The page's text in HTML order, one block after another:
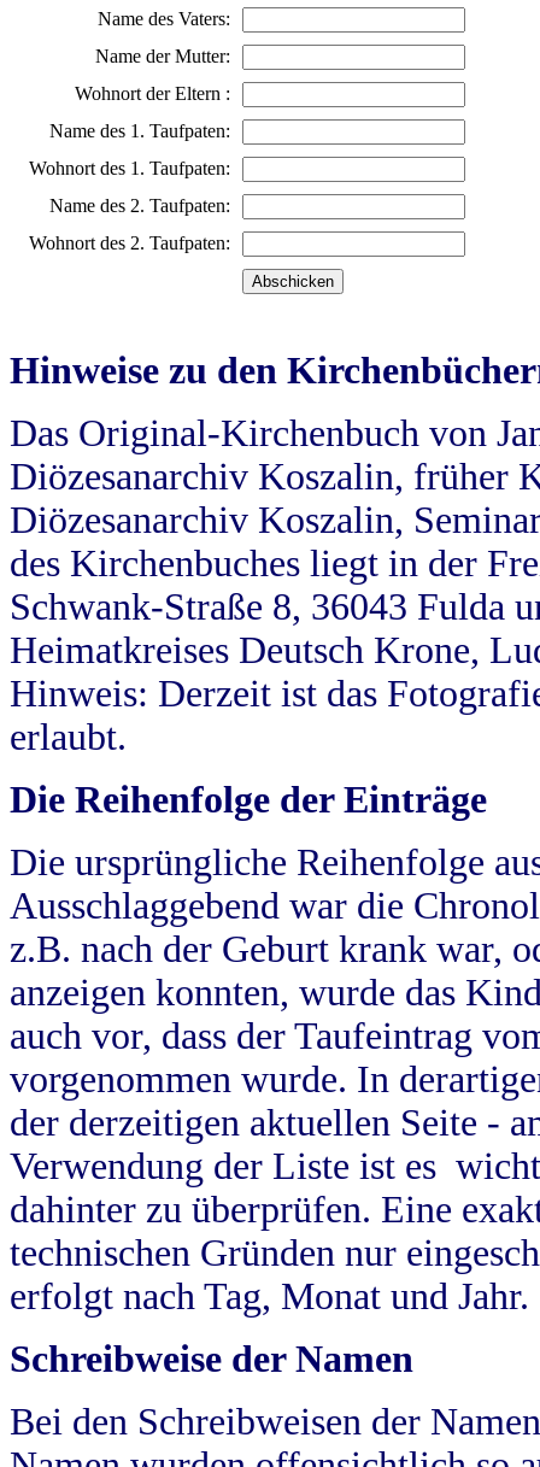
Name des Vaters:
Name der Mutter:
Wohnort der Eltern :
Name des 1. Taufpaten:
Wohnort des 1. Taufpaten:
Name des 2. Taufpaten:
Wohnort des 2. Taufpaten:
Hinweise zu den
Das Original-Kirchenbuch von
Diözesanarchiv Koszalin, früher
Diözesanarchiv Koszalin,
des Kirchenbuches liegt in der
Schwank-Straße 8, 36043 Fulda
Heimatkreises Deutsch Krone,
Hinweis: Derzeit ist das
erlaubt.
Die Reihenfolge der Einträge
Die ursprüngliche Reihenfolge
Ausschlaggebend war die
z.B. nach der Geburt krank war,
anzeigen konnten, wurde das
auch vor, dass der Taufeintrag
vorgenommen wurde. In
der derzeitigen aktuellen Seite -
Verwendung der Liste ist es
dahinter zu überprüfen. Eine
technischen Gründen nur
erfolgt nach Tag, Monat und Jahr.
Schreibweise der Namen
Bei den Schreibweisen der